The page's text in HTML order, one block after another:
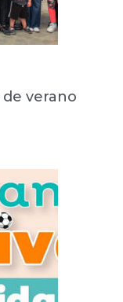
de verano